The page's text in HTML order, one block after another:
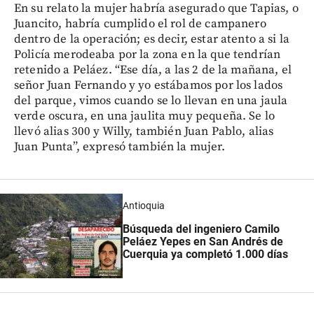
En su relato la mujer habría asegurado que Tapias, o
Juancito, habría cumplido el rol de campanero
dentro de la operación; es decir, estar atento a si la
Policía merodeaba por la zona en la que tendrían
retenido a Peláez. “Ese día, a las 2 de la mañana, el
señor Juan Fernando y yo estábamos por los lados
del parque, vimos cuando se lo llevan en una jaula
verde oscura, en una jaulita muy pequeña. Se lo
llevó alias 300 y Willy, también Juan Pablo, alias
Juan Punta”, expresó también la mujer.
Antioquia
Búsqueda del ingeniero Camilo
Peláez Yepes en San Andrés de
Cuerquia ya completó 1.000 días